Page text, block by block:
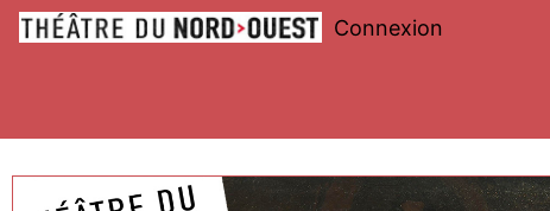
Connexion